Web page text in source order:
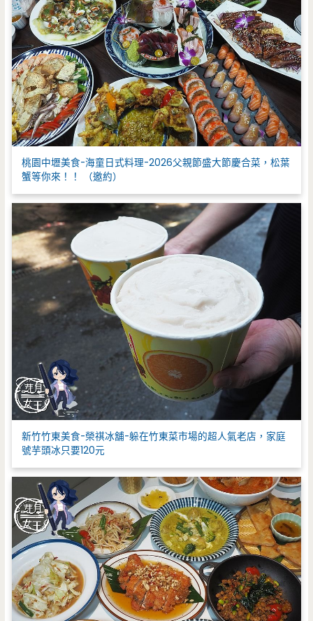
桃園中壢美食-海童日式料理-2026父親節盛大節慶合菜，松葉
蟹等你來！！ （邀約）
新竹竹東美食-榮祺冰舖-躲在竹東菜市場的超人氣老店，家庭
號芋頭冰只要120元